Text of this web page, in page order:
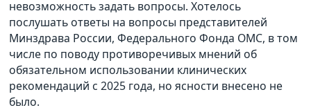
невозможность задать вопросы. Хотелось
послушать ответы на вопросы представителей
Минздрава России, Федерального Фонда ОМС, в том
числе по поводу противоречивых мнений об
обязательном использовании клинических
рекомендаций с 2025 года, но ясности внесено не
было.